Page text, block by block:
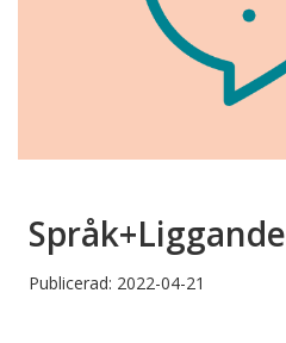
Språk+Liggande
Publicerad: 2022-04-21